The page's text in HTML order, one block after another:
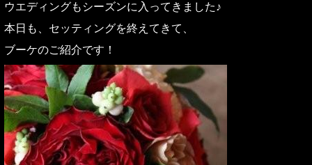
ウエディングもシーズンに入ってきました♪
本日も、セッティングを終えてきて、
ブーケのご紹介です！